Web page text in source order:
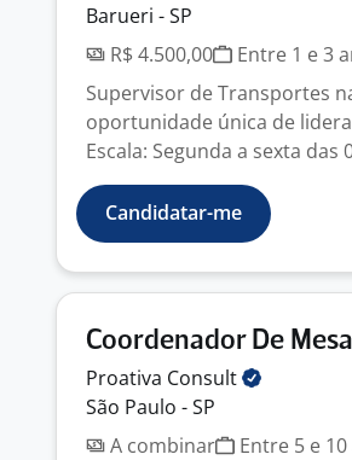
Barueri - SP
R$ 4.500,00
Entre 1 e 3
Supervisor de Transportes
oportunidade única de
Escala: Segunda a sexta das
Candidatar-me
Coordenador De
Proativa Consult
São Paulo - SP
A combinar
Entre 5 e